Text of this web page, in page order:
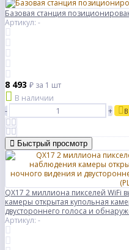
Базовая станция
Артикул: -
8 493 ₽ за 1 шт
В наличии
-
+
Быстрый просмотр
QX17 2 миллиона пикселей WiFi
камеры открытая купольная
двустороннего голоса и
Артикул: -